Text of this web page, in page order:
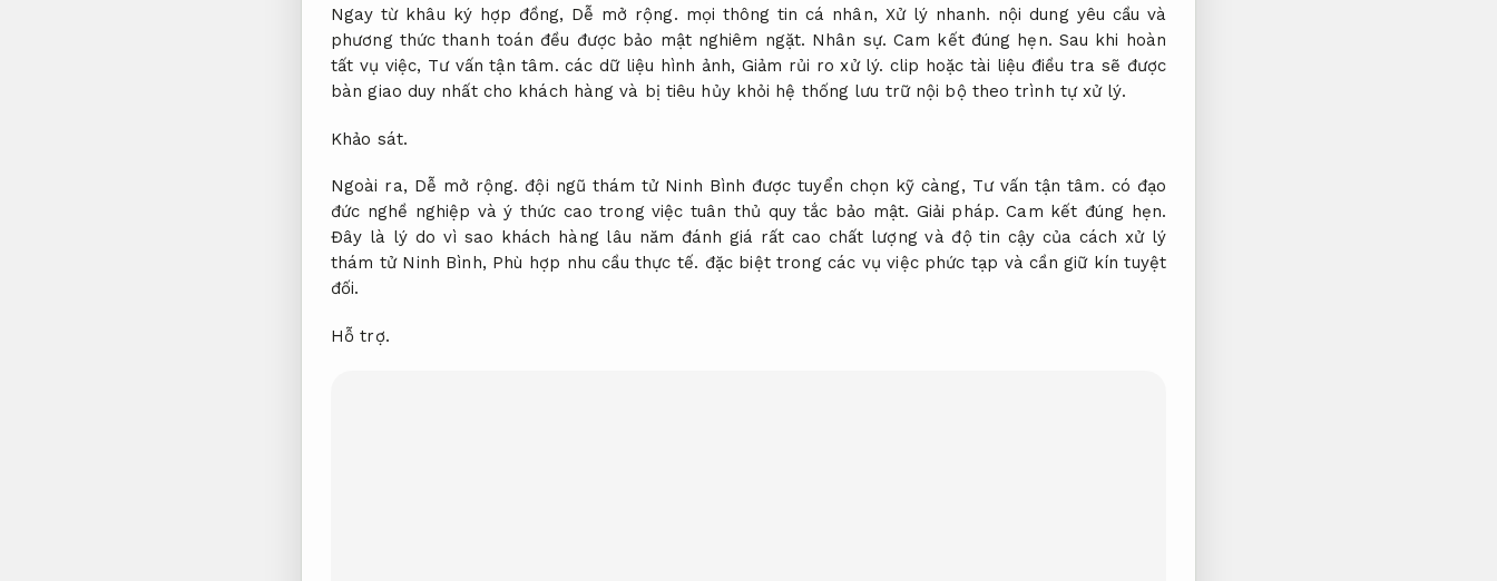
Ngay từ khâu ký hợp đồng, Dễ mở rộng. mọi thông tin cá nhân, Xử lý nhanh. nội dung yêu cầu và
phương thức thanh toán đều được bảo mật nghiêm ngặt. Nhân sự. Cam kết đúng hẹn. Sau khi hoàn
tất vụ việc, Tư vấn tận tâm. các dữ liệu hình ảnh, Giảm rủi ro xử lý. clip hoặc tài liệu điều tra sẽ được
bàn giao duy nhất cho khách hàng và bị tiêu hủy khỏi hệ thống lưu trữ nội bộ theo trình tự xử lý.
Khảo sát.
Ngoài ra, Dễ mở rộng. đội ngũ thám tử Ninh Bình được tuyển chọn kỹ càng, Tư vấn tận tâm. có đạo
đức nghề nghiệp và ý thức cao trong việc tuân thủ quy tắc bảo mật. Giải pháp. Cam kết đúng hẹn.
Đây là lý do vì sao khách hàng lâu năm đánh giá rất cao chất lượng và độ tin cậy của cách xử lý
thám tử Ninh Bình, Phù hợp nhu cầu thực tế. đặc biệt trong các vụ việc phức tạp và cần giữ kín tuyệt
đối.
Hỗ trợ.